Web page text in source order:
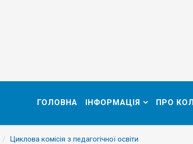
ГОЛОВНА ІНФОРМАЦІЯ ПРО
Циклова комісія з педагогічної освіти